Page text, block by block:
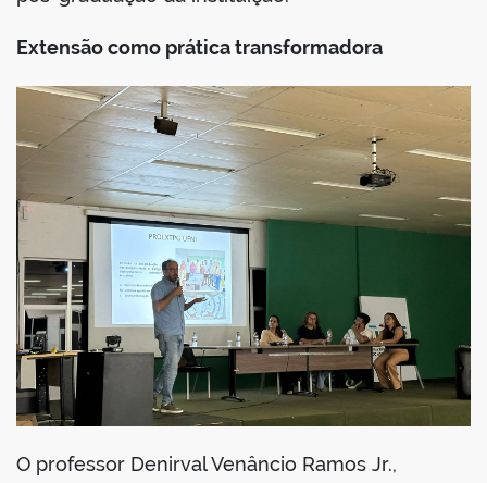
Extensão como prática transformadora
O professor Denirval Venâncio Ramos Jr.,